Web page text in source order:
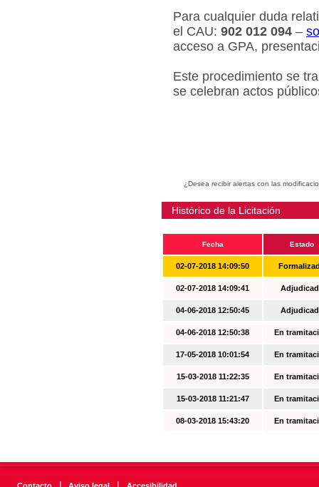
Para cualquier duda
el CAU: 902 012 094 –
acceso a GPA,
Este procedimiento se
se celebran actos
¿Desea recibir alertas con las
Histórico de la Licitación
Fecha Estado
02-07-2018 14:09:50
02-07-2018 14:09:41
04-06-2018 12:50:45
04-06-2018 12:50:38 En
17-05-2018 10:01:54 En
15-03-2018 11:22:35 En
15-03-2018 11:21:47 En
08-03-2018 15:43:20 En